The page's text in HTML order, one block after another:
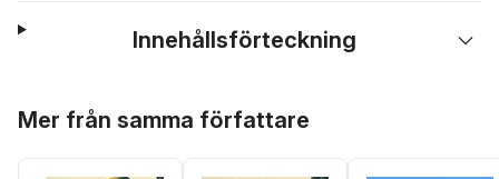
Innehållsförteckning
Mer från samma författare